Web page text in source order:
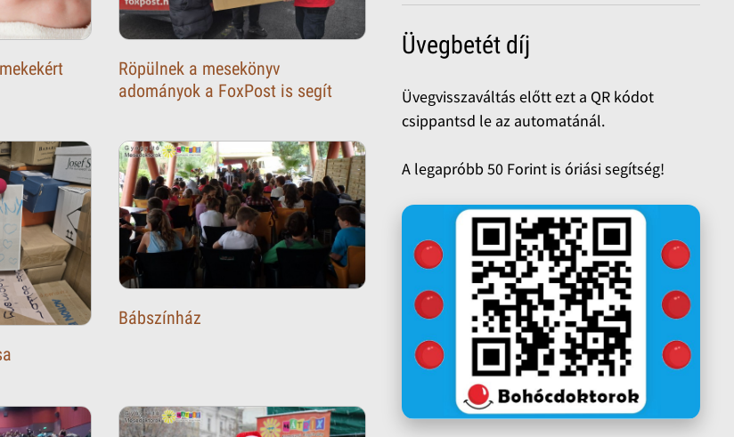
Röpülnek a mesekönyv
adományok a FoxPost is segít
Bábszínház
Üvegbetét díj
Üvegvisszaváltás előtt ezt a QR kódot
csippantsd le az automatánál.
A legapróbb 50 Forint is óriási segítség!